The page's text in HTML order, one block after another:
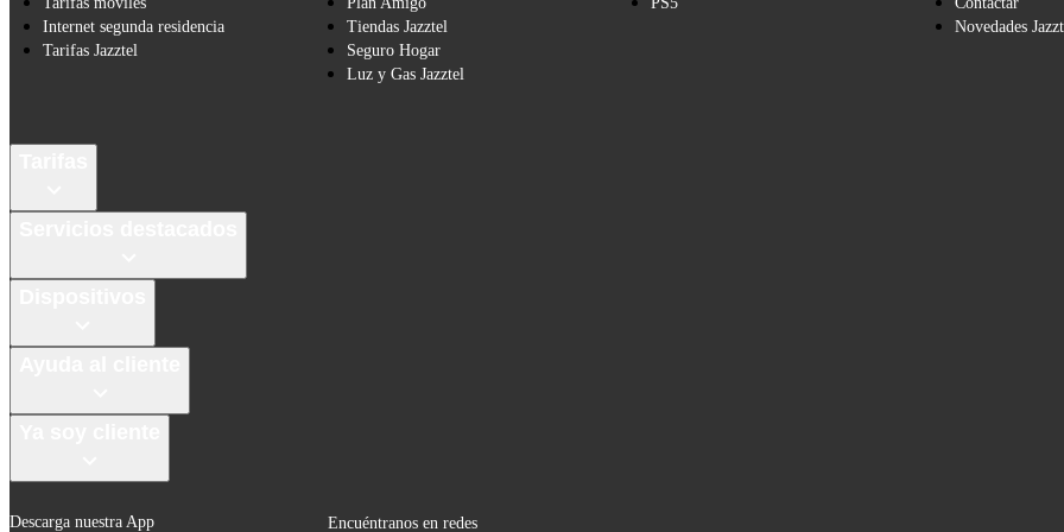
Internet segunda residencia
Tarifas Jazztel
Tiendas Jazztel
Seguro Hogar
Luz y Gas Jazztel
Novedades
Descarga nuestra App Encuéntranos en redes